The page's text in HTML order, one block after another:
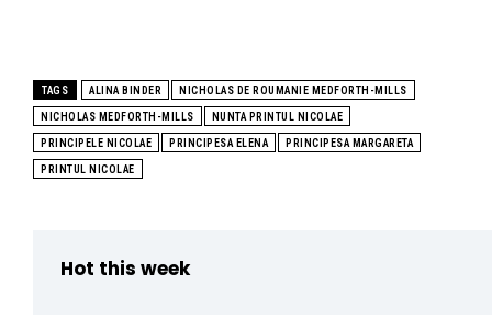
TAGS ALINA BINDER NICHOLAS DE ROUMANIE MEDFORTH-MILLS
NICHOLAS MEDFORTH-MILLS NUNTA PRINTUL NICOLAE
PRINCIPELE NICOLAE PRINCIPESA ELENA PRINCIPESA MARGARETA
PRINTUL NICOLAE
Hot this week